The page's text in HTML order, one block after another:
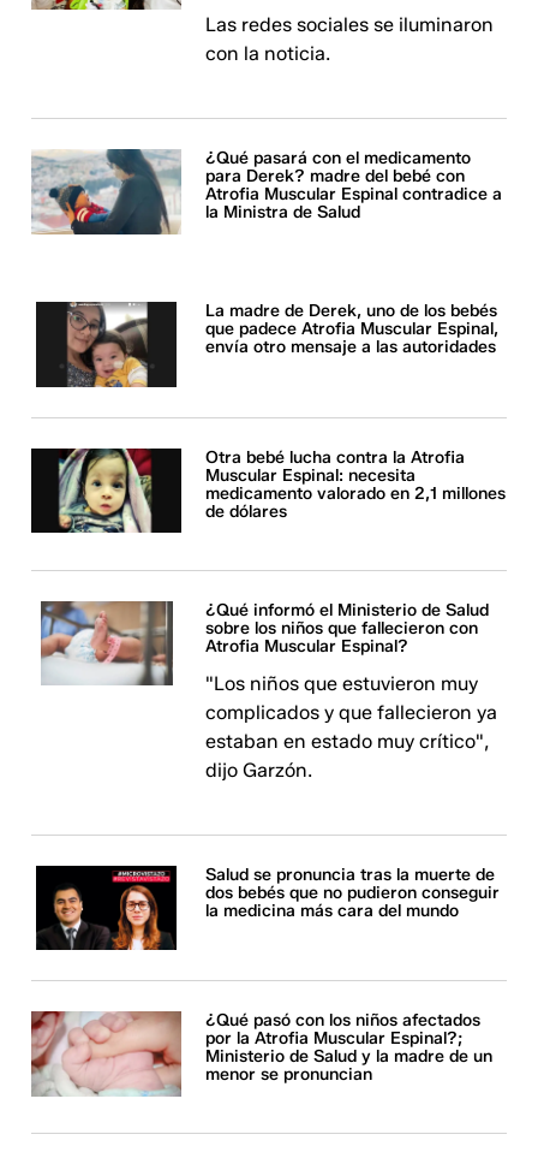
Las redes sociales se iluminaron
con la noticia.
¿Qué pasará con el medicamento
para Derek? madre del bebé con
Atrofia Muscular Espinal contradice a
la Ministra de Salud
La madre de Derek, uno de los bebés
que padece Atrofia Muscular Espinal,
envía otro mensaje a las autoridades
Otra bebé lucha contra la Atrofia
Muscular Espinal: necesita
medicamento valorado en 2,1 millones
de dólares
¿Qué informó el Ministerio de Salud
sobre los niños que fallecieron con
Atrofia Muscular Espinal?
"Los niños que estuvieron muy
complicados y que fallecieron ya
estaban en estado muy crítico",
dijo Garzón.
Salud se pronuncia tras la muerte de
dos bebés que no pudieron conseguir
la medicina más cara del mundo
¿Qué pasó con los niños afectados
por la Atrofia Muscular Espinal?;
Ministerio de Salud y la madre de un
menor se pronuncian